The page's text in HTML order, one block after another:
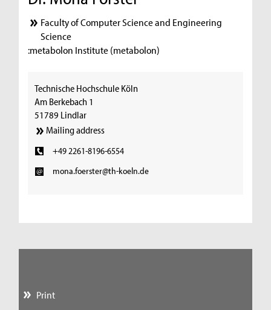
Faculty of Computer Science and Engineering
Science
:metabolon Institute (metabolon)
Technische Hochschule Köln
Am Berkebach 1
51789 Lindlar
Mailing address
+49 2261-8196-6554
mona.foerster@th-koeln.de
Print